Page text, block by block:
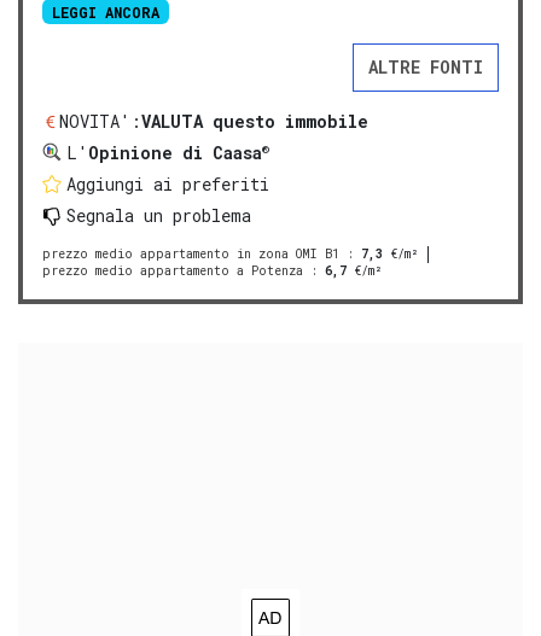
LEGGI ANCORA
ALTRE FONTI
NOVITA':VALUTA questo immobile
L' Opinione di Caasa®
Aggiungi ai preferiti
Segnala un problema
prezzo medio appartamento in zona OMI B1 : 7,3 €/m²
prezzo medio appartamento a Potenza : 6,7 €/m²